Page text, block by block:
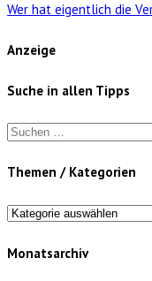
Wer hat eigentlich die
Anzeige
Suche in allen Tipps
Suchen
Themen / Kategorien
Themen
Kategorien
Monatsarchiv